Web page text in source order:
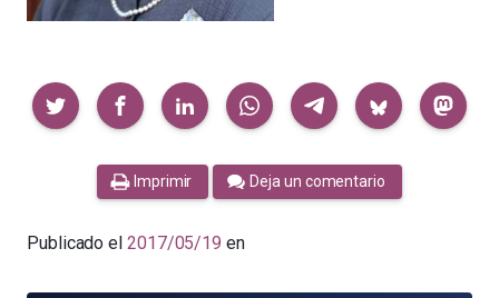
Compartir
Imprimir Deja un comentario
Publicado el 2017/05/19 en